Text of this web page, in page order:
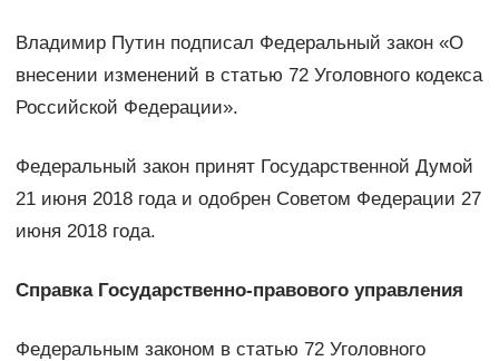
Владимир Путин подписал Федеральный закон «О
внесении изменений в статью 72 Уголовного кодекса
Российской Федерации».
Федеральный закон принят Государственной Думой
21 июня 2018 года и одобрен Советом Федерации 27
июня 2018 года.
Справка Государственно-правового управления
Федеральным законом в статью 72 Уголовного